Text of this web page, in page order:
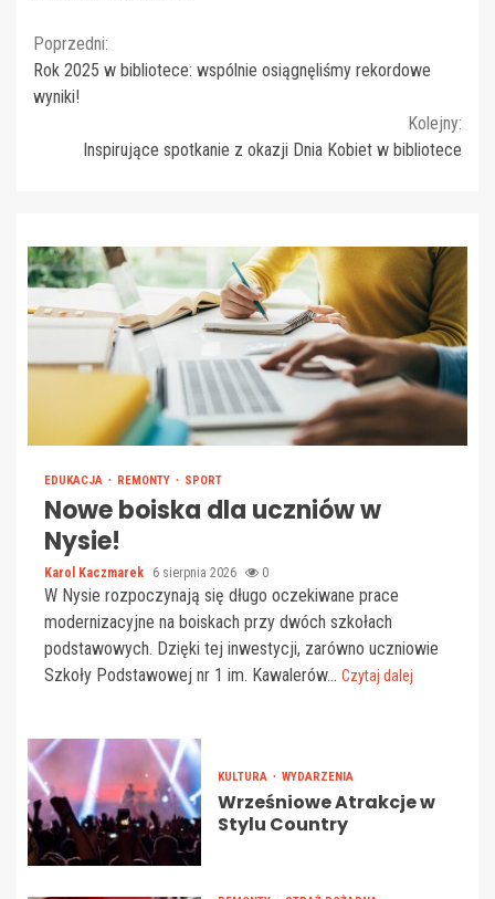
Continue
Reading
Poprzedni:
Rok 2025 w bibliotece: wspólnie osiągnęliśmy rekordowe
wyniki!
Kolejny:
Inspirujące spotkanie z okazji Dnia Kobiet w bibliotece
EDUKACJA REMONTY SPORT
Nowe boiska dla uczniów w
Nysie!
Karol Kaczmarek 6 sierpnia 2026 0
W Nysie rozpoczynają się długo oczekiwane prace
modernizacyjne na boiskach przy dwóch szkołach
podstawowych. Dzięki tej inwestycji, zarówno uczniowie
Szkoły Podstawowej nr 1 im. Kawalerów... Czytaj dalej
KULTURA WYDARZENIA
Wrześniowe Atrakcje w
Stylu Country